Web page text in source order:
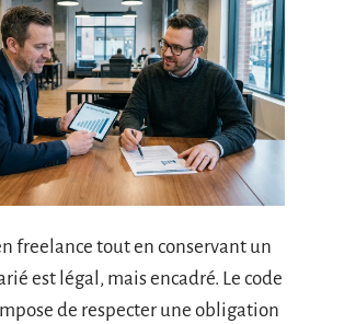
freelance tout en conservant un
est légal, mais encadré. Le code
de respecter une obligation